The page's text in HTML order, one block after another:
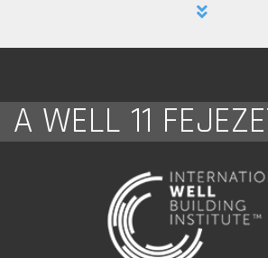
A WELL 11